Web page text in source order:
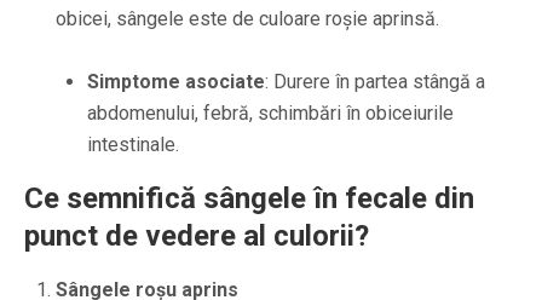
obicei, sângele este de culoare roșie aprinsă.
Simptome asociate: Durere în partea stângă a
abdomenului, febră, schimbări în obiceiurile
intestinale.
Ce semnifică sângele în fecale din
punct de vedere al culorii?
Sângele roșu aprins